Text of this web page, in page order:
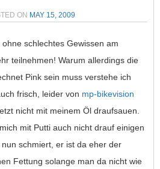
ON MAY 15, 2009
schlechtes Gewissen am
teilnehmen! Warum allerdings die
Pink sein muss verstehe ich
frisch, leider von mp-bikevision
nicht mit meinem Öl draufsauen.
mit Putti auch nicht drauf einigen
schmiert, er ist da eher der
Fettung solange man da nicht wie